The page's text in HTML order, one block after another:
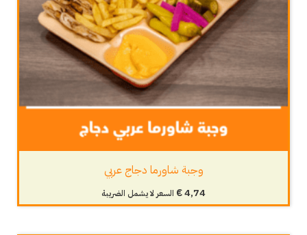
وجبة شاورما دجاج عربي
€4,74 السعر لا يشمل الضريبة